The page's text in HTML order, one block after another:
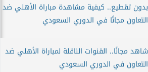
بدون تقطيع.. كيفية مشاهدة مباراة الأهلي ضد
التعاون مجانًا في الدوري السعودي
شاهد مجانًا.. القنوات الناقلة لمباراة الأهلي ضد
التعاون في الدوري السعودي